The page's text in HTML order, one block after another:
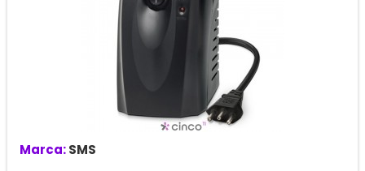
Marca:SMS